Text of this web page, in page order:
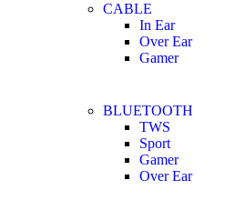
CABLE
In Ear
Over Ear
Gamer
BLUETOOTH
TWS
Sport
Gamer
Over Ear